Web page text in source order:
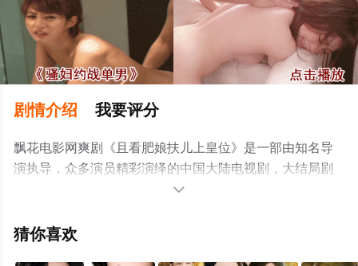
剧情介绍 我要评分
飘花电影网爽剧《且看肥娘扶儿上皇位》是一部由知名导
演执导，众多演员精彩演绎的中国大陆电视剧，大结局剧
情已揭晓（全集完结），手机免费观看高清无删减完整版
视剧、电视猫或剧情网等平台了解。

猜你喜欢